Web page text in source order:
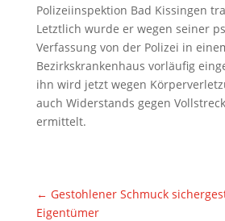
Polizeiinspektion Bad Kissingen
Letztlich wurde er wegen seiner
Verfassung von der Polizei in
Bezirkskrankenhaus vorläufig
ihn wird jetzt wegen
auch Widerstands gegen
ermittelt.
← Gestohlener Schmuck
Eigentümer